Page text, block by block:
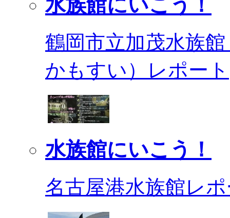
水族館にいこう！
鶴岡市立加茂水族
かもすい）レポート
水族館にいこう！
名古屋港水族館レ